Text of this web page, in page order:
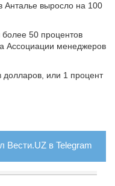
Анталье выросло на 100
более 50 процентов
Ассоциации менеджеров
или 1 процент
Вести.UZ в Telegram